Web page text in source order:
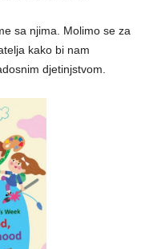
sa njima. Molimo se za
kako bi nam
djetinjstvom.